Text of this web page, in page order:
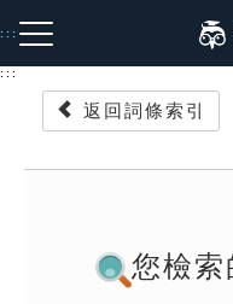
到
主
:::
:::
返回詞條索引
您檢索